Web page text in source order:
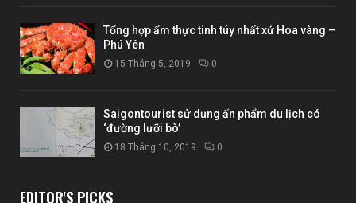
Tổng hợp ẩm thực tinh túy nhất xứ Hoa vàng –
Phú Yên
15 Tháng 5, 2019 0
Saigontourist sử dụng ấn phẩm du lịch có
‘đường lưỡi bò’
18 Tháng 10, 2019 0
EDITOR'S PICKS